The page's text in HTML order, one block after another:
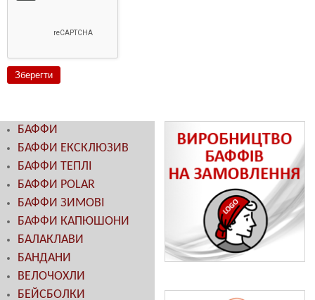
БАФФИ
БАФФИ ЕКСКЛЮЗИВ
БАФФИ ТЕПЛІ
БАФФИ POLAR
БАФФИ ЗИМОВІ
БАФФИ КАПЮШОНИ
БАЛАКЛАВИ
БАНДАНИ
ВЕЛОЧОХЛИ
БЕЙСБОЛКИ